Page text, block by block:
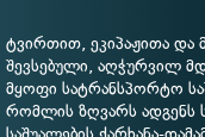
ტვირთით, ეკიპაჟითა და
შევსებული, აღჭურვილ
მყოფი სატრანსპორტო
რომლის ზღვარს ადგენს